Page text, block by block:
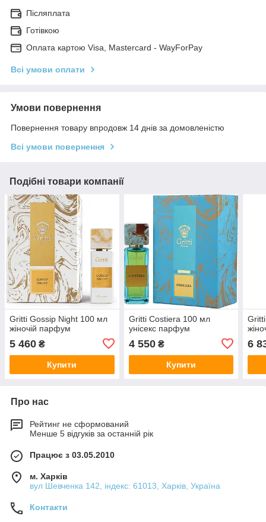
Післяплата
Готівкою
Оплата картою Visa, Mastercard - WayForPay
Всі умови оплати
Умови повернення
Повернення товару впродовж 14 днів за домовленістю
Всі умови повернення
Подібні товари компанії
Gritti Gossip Night 100 мл
жіночій парфум
5 460 ₴
Купити
Gritti Costiera 100 мл
унісекс парфум
4 550₴
Купити
6
Про нас
Рейтинг не сформований
Менше 5 відгуків за останній рік
Працює з 03.05.2010
м. Харків
вул Шевченка 142, iндекс: 61013, Харків, Україна
Контакти